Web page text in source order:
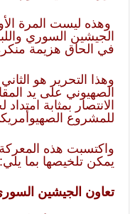
وهذه ليست المرة
الجيشين السوري
في الحاق هزيمة منكرة
وهذا التحرير هو
الانتصار بمثابة
للمشروع
واكتسبت هذه
يمكن تلخيصها بما يلي:
تعاون الجيشين